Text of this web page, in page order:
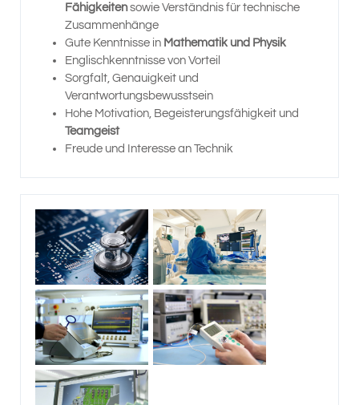
Fähigkeitensowie Verständnis für technische
Zusammenhänge
Gute Kenntnisse in Mathematik und Physik
Englischkenntnisse von Vorteil
Sorgfalt, Genauigkeit und
Verantwortungsbewusstsein
Hohe Motivation, Begeisterungsfähigkeit und
Teamgeist
Freude und Interesse an Technik